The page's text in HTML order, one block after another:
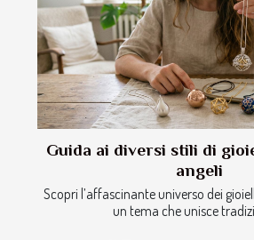
Guida ai diversi stili di
angeli
Scopri l’affascinante universo dei
un tema che unisce